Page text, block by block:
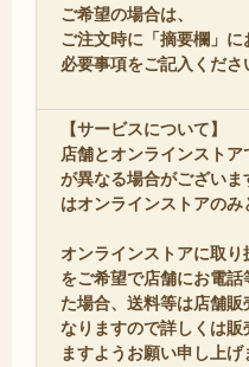
ご希望の場合は、
ご注文時に「摘要欄」
必要事項をご記入くださ
【サービスについて】
店舗とオンラインスト
が異なる場合がござい
はオンラインストアのみ
オンラインストアに取
をご希望で店舗にお電
た場合、送料等は店舗
なりますので詳しくは
ますようお願い申し上げ